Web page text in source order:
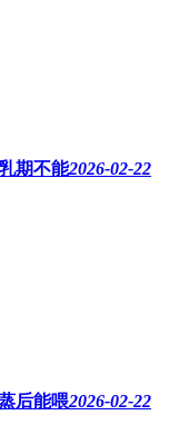
期不能2026-02-22
后能喂2026-02-22